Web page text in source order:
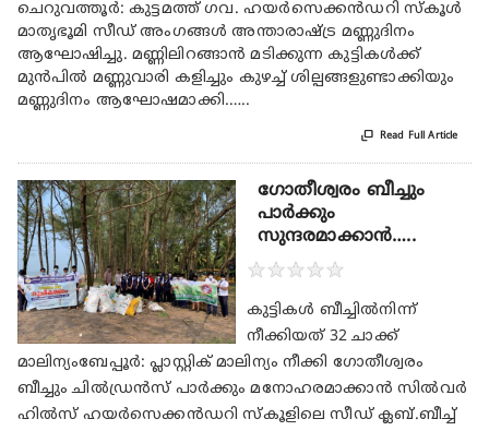
ചെറുവത്തൂർ: കുട്ടമത്ത് ഗവ. ഹയർസെക്കൻഡറി സ്കൂൾ
മാതൃഭൂമി സീഡ് അംഗങ്ങൾ അന്താരാഷ്ട്ര മണ്ണുദിനം
ആഘോഷിച്ചു. മണ്ണിലിറങ്ങാൻ മടിക്കുന്ന കുട്ടികൾക്ക്
മുൻപിൽ മണ്ണുവാരി കളിച്ചും കുഴച്ച് ശില്പങ്ങളുണ്ടാക്കിയും
മണ്ണുദിനം ആഘോഷമാക്കി.…..
 Read Full Article
ഗോതീശ്വരം ബീച്ചും
പാർക്കും
സുന്ദരമാക്കാൻ…..
★★★★★
കുട്ടികൾ ബീച്ചിൽനിന്ന്
നീക്കിയത് 32 ചാക്ക്
മാലിന്യംബേപ്പൂർ: പ്ലാസ്റ്റിക് മാലിന്യം നീക്കി ഗോതീശ്വരം
ബീച്ചും ചിൽഡ്രൻസ് പാർക്കും മനോഹരമാക്കാൻ സിൽവർ
ഹിൽസ് ഹയർസെക്കൻഡറി സ്കൂളിലെ സീഡ് ക്ലബ്.ബീച്ച്